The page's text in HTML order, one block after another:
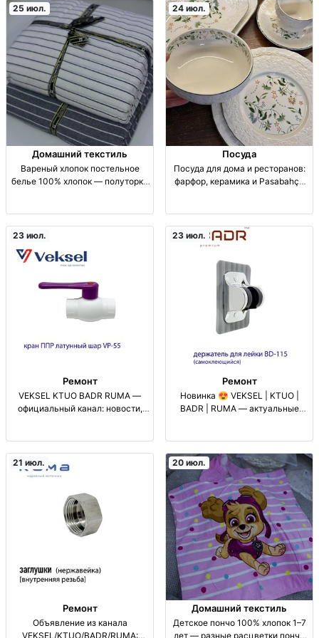
25 июл.
Домашний текстиль
Вареный хлопок постельное
белье 100% хлопок — полуторка
24 июл.
Посуда
Посуда для дома и ресторанов:
фарфор, керамика и Pasabahçe
наборы, тарелки, чашки,
сервировка стола. Pasaba
23 июл.
Ремонт
VEKSEL KTUO BADR RUMA —
официальный канал: новости,
VEKSEL/KTUO/BADR/RUMA,
инфоконтент, аудитория К
23 июл.
Ремонт
Новинка 😍 VEKSEL | KTUO |
BADR | RUMA — актуальные
предложения, регион: КZ/KG/RU,
официальный канал, посты с
полезной и
21 июл.
Ремонт
Объявление из канала
VEKSEL/KTUO/BADR/RUMA:
20 июл.
Домашний текстиль
Детское пончо 100% хлопок 1–7
лет — разные расцветки пончо